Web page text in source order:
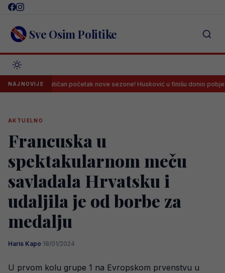
Skip
content Sve Osim Politike
NAJNOVIJE
Dramatičan početak nove sezone! Husković u finišu donio pobjedu
AKTUELNO
Francuska u
spektakularnom meču
savladala Hrvatsku i
udaljila je od borbe za
medalju
Haris Kapo·18/01/2024
U prvom kolu grupe 1 na Evropskom prvenstvu u